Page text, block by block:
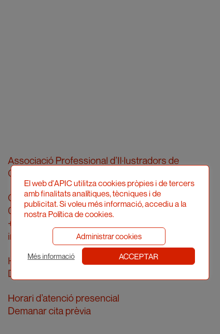
Associació Professional d’Il·lustradors de
Catalunya
Carrer Londres, 96, pral. 2a
08036 Barcelona
+34 934 161 474
info@apic.cat
Horari d’atenció telefònica
De dilluns a divendres de 10 a 14h
Horari d’atenció presencial
Demanar cita prèvia
El web d'APIC utilitza cookies pròpies i de tercers
amb finalitats analítiques, tècniques i de
publicitat. Si voleu més informació, accediu a la
nostra Política de cookies.
Administrar cookies
Més informació ACCEPTAR